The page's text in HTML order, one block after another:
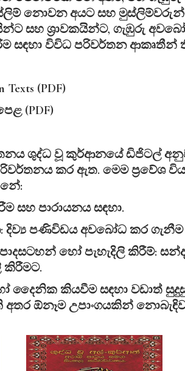
නොවන අයට සහ
සහ ශ්‍රාවකයින්ට, ගැඹුරු
සඳහා විවිධ පරිවර්තන ආකෘතීන්
Texts (PDF)
(PDF)
ශුද්ධ වූ කුර්ආනයේ ඩිජිටල්
කර ඇත. මෙම ප්‍රවේශ
සහ පාරායනය සඳහා.
දිව්‍ය පණිවිඩය අවබෝධ කර
හෝ පැහැදිලි කිරීම්:
කිරීමට.
දෛනික කියවීම සඳහා වඩාත්
අතර ඕනෑම උපාංගයකින්